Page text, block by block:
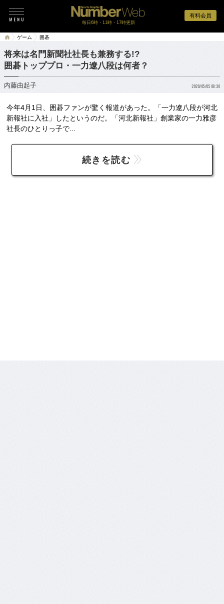
有料会員
毎日6時・11時・17時更新
ゲーム 囲碁
将来は名門新聞社社長も兼務する!?
囲碁トッププロ・一力遼八段は何者？
内藤由起子 2020/05/05 08:30
今年4月1日、囲碁ファンが驚く報道があった。「一力遼八段が河北
新報社に入社」したというのだ。「河北新報社」創業家の一力雅彦
社長のひとりっ子で...
続きを読む